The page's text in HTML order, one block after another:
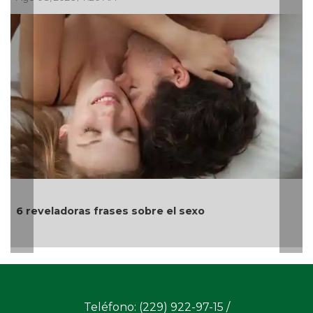
frases sobre el sexo
Día
Teléfono: (229) 922-97-15 /